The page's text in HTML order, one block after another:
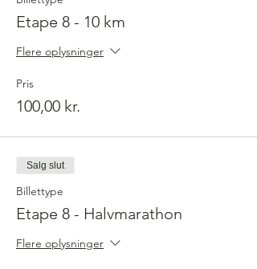
Etape 8 - 10 km
Flere oplysninger
Pris
100,00 kr.
Salg slut
Billettype
Etape 8 - Halvmarathon
Flere oplysninger